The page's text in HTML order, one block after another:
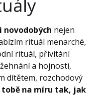
nejen
rituál menarché,
rituál, přivítání
a hojnosti,
dítětem, rozchodový
na míru tak, jak